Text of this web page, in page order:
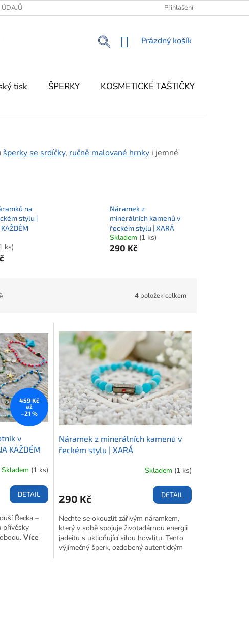
KORFU - MŮJ PRŮVODCE OSTROVEM
Přihlášení
NÁKUPNÍ
Prázdný košík
tisk ŠPERKY KOSMETICKÉ TAŠTIČKY
šperky se srdíčky, ručně malované hrnky i jemné
na
stylu |
KAŽDÉM
ks)
Náramek z
minerálních kamenů v
řeckém stylu | XARÁ
Skladem (1 ks)
290 Kč
4 položek celkem
459 Kč
až
–21 %
v
KAŽDÉM
Skladem (1 ks)
DETAIL
Řecka –
přívěsky
Více
Náramek z minerálních kamenů v
řeckém stylu | XARÁ
Skladem (1 ks)
290 Kč DETAIL
Nechte se okouzlit zářivým náramkem,
který v sobě spojuje životadárnou energii
jadeitu s uklidňující silou howlitu. Tento
výjimečný šperk, ozdobený autentickým